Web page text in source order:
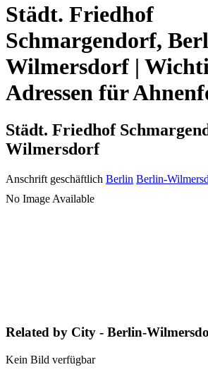
Städt. Friedhof
Schmargendorf,
Wilmersdorf |
Adressen für
Städt. Friedhof
Wilmersdorf
Anschrift geschäftlich Berlin Berlin-
No Image Available
Related by City - Berlin-
Kein Bild verfügbar